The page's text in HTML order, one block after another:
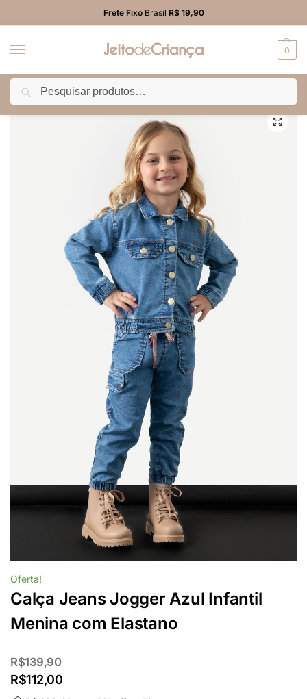
Frete FixoBrasil R$ 19,90
0
Início PROMO / Calça / Calça Jeans Jogger Azul Infantil Menina com Elastano
Oferta!
Calça Jeans Jogger Azul Infantil
Menina com Elastano
R$139,90
R$112,00